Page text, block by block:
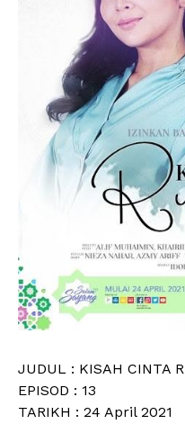
JUDUL : KISAH CINTA
EPISOD : 13
TARIKH : 24 April 2021